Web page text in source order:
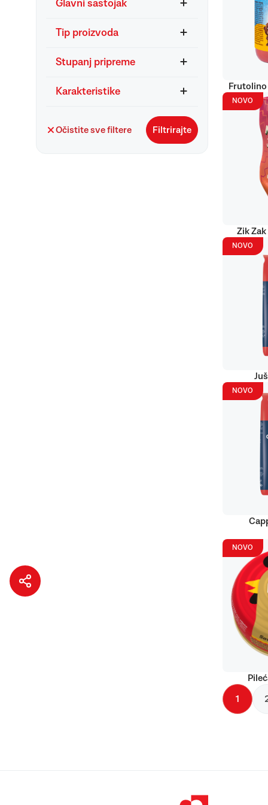
Glavni sastojak
Tip proizvoda
Stupanj pripreme
Karakteristike
Očistite sve filtere Filtrirajte
NOVO
Zik
NOVO
NOVO
NOVO
1